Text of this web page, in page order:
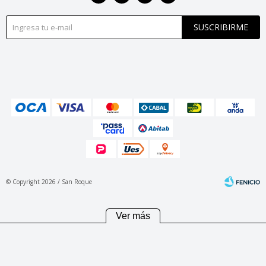
SUSCRIBIRME
© Copyright 2026 / San Roque
Ver más